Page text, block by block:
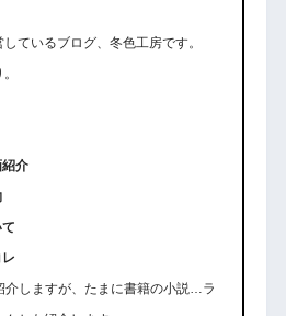
ているブログ、冬色工房です。
介
介しますが、たまに書籍の小説…ラ